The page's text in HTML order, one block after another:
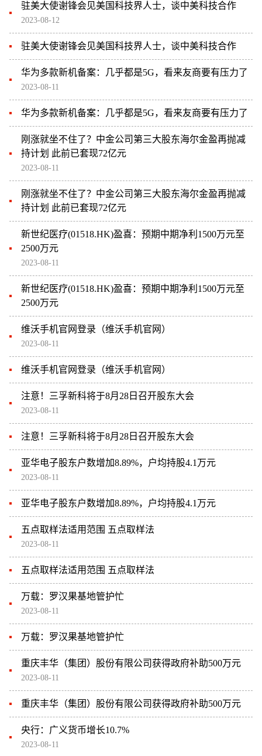
驻美大使谢锋会见美国科技界人士，谈中美科技合作
2023-08-12
驻美大使谢锋会见美国科技界人士，谈中美科技合作
华为多款新机备案：几乎都是5G，看来友商要有压力了
2023-08-11
华为多款新机备案：几乎都是5G，看来友商要有压力了
刚涨就坐不住了？中金公司第三大股东海尔金盈再抛减
持计划 此前已套现72亿元
2023-08-11
刚涨就坐不住了？中金公司第三大股东海尔金盈再抛减
持计划 此前已套现72亿元
新世纪医疗(01518.HK)盈喜：预期中期净利1500万元至
2500万元
2023-08-11
新世纪医疗(01518.HK)盈喜：预期中期净利1500万元至
2500万元
维沃手机官网登录（维沃手机官网）
2023-08-11
维沃手机官网登录（维沃手机官网）
注意！三孚新科将于8月28日召开股东大会
2023-08-11
注意！三孚新科将于8月28日召开股东大会
亚华电子股东户数增加8.89%，户均持股4.1万元
2023-08-11
亚华电子股东户数增加8.89%，户均持股4.1万元
五点取样法适用范围 五点取样法
2023-08-11
五点取样法适用范围 五点取样法
万载：罗汉果基地管护忙
2023-08-11
万载：罗汉果基地管护忙
重庆丰华（集团）股份有限公司获得政府补助500万元
2023-08-11
重庆丰华（集团）股份有限公司获得政府补助500万元
央行：广义货币增长10.7%
2023-08-11